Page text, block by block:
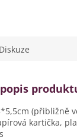
Diskuze
(přibližně
kartička,